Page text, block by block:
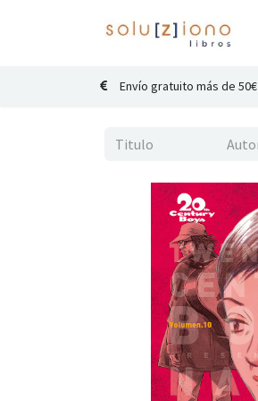
Envío gratuito más de 50€